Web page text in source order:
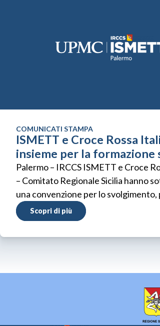
COMUNICATI STAMPA
ISMETT e Croce Rossa
insieme per la formazione
Palermo – IRCCS ISMETT e Croce
– Comitato Regionale Sicilia hanno
una convenzione per lo
Scopri di più